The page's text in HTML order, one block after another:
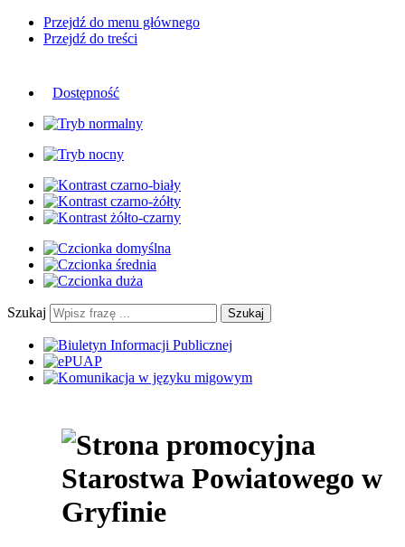
Przejdź do menu głównego
Przejdź do treści
Dostępność
Szukaj Szukaj